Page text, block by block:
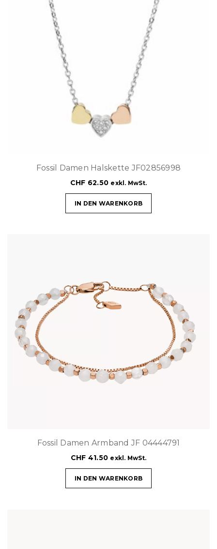
Fossil Damen Halskette JF02856998
CHF 62.50 exkl. MwSt.
IN DEN WARENKORB
Fossil Damen Armband JF 04444791
CHF 41.50 exkl. MwSt.
IN DEN WARENKORB